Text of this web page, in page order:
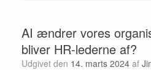
AI ændrer vores
bliver HR-lederne af?
Udgivet den 14. marts 2024 af